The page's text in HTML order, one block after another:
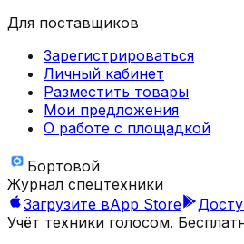
Для поставщиков
Зарегистрироваться
Личный кабинет
Разместить товары
Мои предложения
О работе с площадкой
Бортовой
Журнал спецтехники
Загрузите вApp Store
Учёт техники голосом.